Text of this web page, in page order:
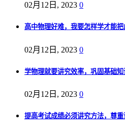
02月12日, 2023 0
高中物理好难，我要怎样学才能把
02月12日, 2023 0
学物理就要讲究效率，巩固基础知
02月12日, 2023 0
提高考试成绩必须讲究方法，尊